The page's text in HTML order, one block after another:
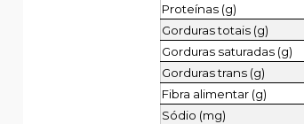
Proteínas (g)
Gorduras totais (g)
Gorduras saturadas (g)
Gorduras trans (g)
Fibra alimentar (g)
Sódio (mg)